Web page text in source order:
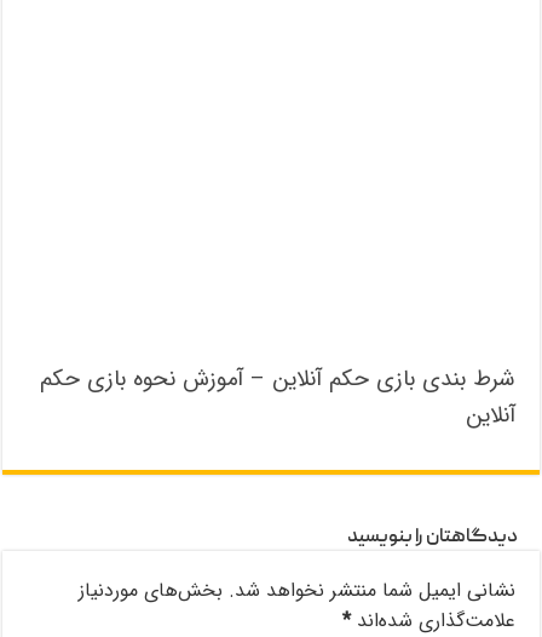
شرط بندی بازی حکم آنلاین – آموزش نحوه بازی حکم
آنلاین
دیدگاهتان را بنویسید
نشانی ایمیل شما منتشر نخواهد شد. بخش‌های موردنیاز
علامت‌گذاری شده‌اند*